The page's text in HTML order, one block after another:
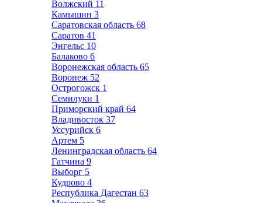
Волжский 11
Камышин 3
Саратовская область 68
Саратов 41
Энгельс 10
Балаково 6
Воронежская область 65
Воронеж 52
Острогожск 1
Семилуки 1
Приморский край 64
Владивосток 37
Уссурийск 6
Артем 5
Ленинградская область 64
Гатчина 9
Выборг 5
Кудрово 4
Республика Дагестан 63